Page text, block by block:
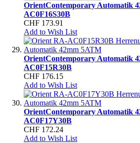
OrientContemporary Automatik
AC0F16S30B
CHF 173.91
Add to Wish List
OrientContemporary Automatik
AC0F15R30B
CHF 176.15
Add to Wish List
OrientContemporary Automatik
AC0F17Y30B
CHF 172.24
Add to Wish List